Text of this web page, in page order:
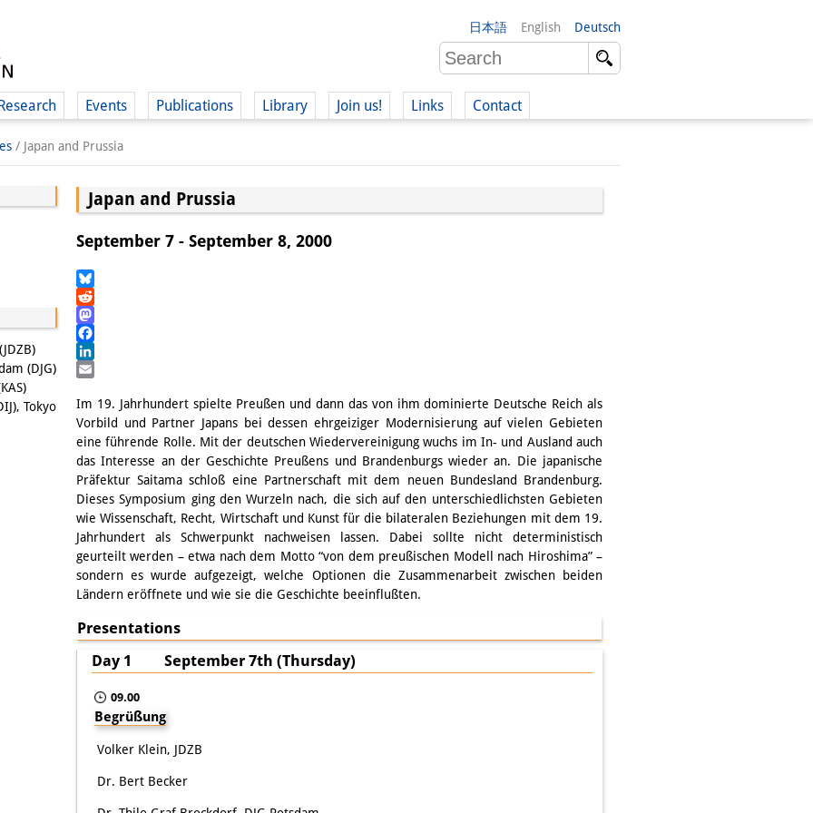
日本語 English Deutsch
Events Publications Library Join us! Links Contact
/ Japan and Prussia
(DJG)
Tokyo
Japan and Prussia
September 7 - September 8, 2000
Bluesky
Reddit
Mastodon
Facebook
LinkedIn
Im 19. Jahrhundert spielte Preußen und dann das von ihm dominierte Deutsche Reich als
Vorbild und Partner Japans bei dessen ehrgeiziger Modernisierung auf vielen Gebieten
eine führende Rolle. Mit der deutschen Wiedervereinigung wuchs im In- und Ausland auch
das Interesse an der Geschichte Preußens und Brandenburgs wieder an. Die japanische
Präfektur Saitama schloß eine Partnerschaft mit dem neuen Bundesland Brandenburg.
Dieses Symposium ging den Wurzeln nach, die sich auf den unterschiedlichsten Gebieten
wie Wissenschaft, Recht, Wirtschaft und Kunst für die bilateralen Beziehungen mit dem 19.
Jahrhundert als Schwerpunkt nachweisen lassen. Dabei sollte nicht deterministisch
geurteilt werden – etwa nach dem Motto “von dem preußischen Modell nach Hiroshima” –
sondern es wurde aufgezeigt, welche Optionen die Zusammenarbeit zwischen beiden
Ländern eröffnete und wie sie die Geschichte beeinflußten.
Presentations
Day 1 September 7th (Thursday)
09.00
Begrüßung
Volker Klein, JDZB
Dr. Bert Becker